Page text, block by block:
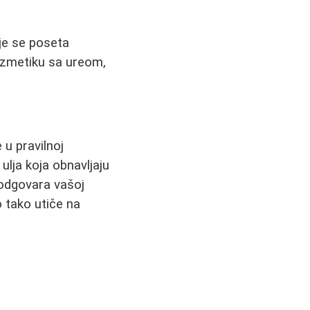
se poseta
sa ureom,
u pravilnoj
koja obnavljaju
vašoj
tako utiče na